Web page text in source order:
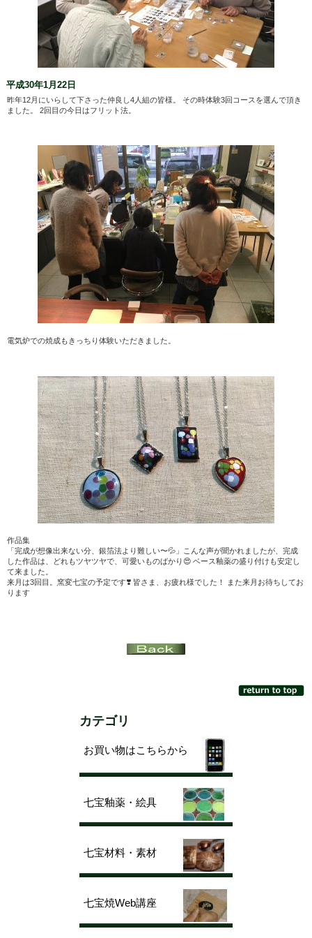
平成30年1月22日
昨年12月にいらして下さった仲良し4人組の皆様。 その時体験3回コースを選んで頂き
ました。 2回目の今日はフリット法。
電気炉での焼成もきっちり体験いただきました。
作品集
「完成が想像出来ない分、銀箔法より難しい〜💦」こんな声が聞かれましたが、完成
した作品は、どれもツヤツヤで、可愛いものばかり😍 ベース釉薬の盛り付けも安定し
て来ました。
来月は3回目。窯変七宝の予定です❣️ 皆さま、お疲れ様でした！ また来月お待ちしてお
ります
カテゴリ
お買い物はこちらから
七宝釉薬・絵具
七宝材料・素材
七宝焼Web講座